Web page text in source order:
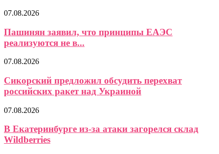
07.08.2026
Пашинян заявил, что принципы ЕАЭС
реализуются не в...
07.08.2026
Сикорский предложил обсудить перехват
российских ракет над Украиной
07.08.2026
В Екатеринбурге из-за атаки загорелся склад
Wildberries